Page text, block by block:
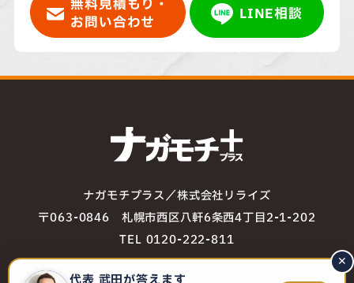
無料見積もり・
お問い合わせ
LINE相談
ナガモチプラス／株式会社リライズ
〒063-0846 札幌市西区八軒6条西4丁目2-1-202
TEL 0120-222-811
✕